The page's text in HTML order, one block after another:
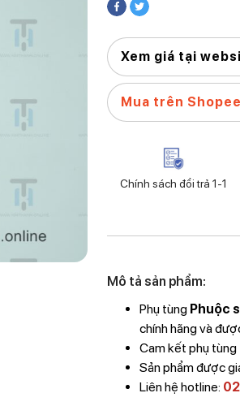
Xem giá tại
Mua trên Shopee
Chính sách đổi trả 1-1
Mô tả sản phẩm:
Phụ tùng Phuộc
chính hãng và
Cam kết phụ tùng
Sản phẩm được
Liên hệ hotline: